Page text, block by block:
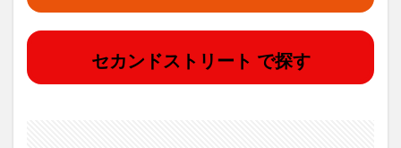
セカンドストリート で探す